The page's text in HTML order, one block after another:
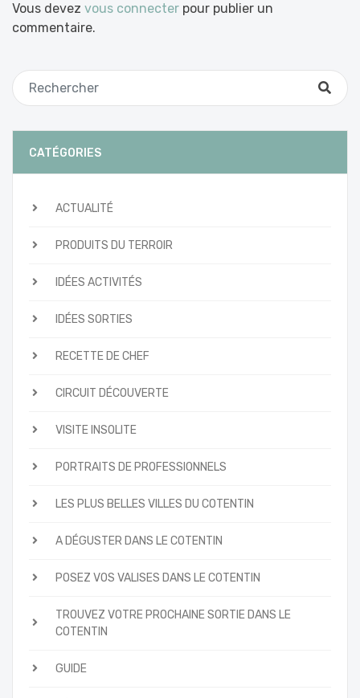
Vous devez vous connecter pour publier un
commentaire.
CATÉGORIES
ACTUALITÉ
PRODUITS DU TERROIR
IDÉES ACTIVITÉS
IDÉES SORTIES
RECETTE DE CHEF
CIRCUIT DÉCOUVERTE
VISITE INSOLITE
PORTRAITS DE PROFESSIONNELS
LES PLUS BELLES VILLES DU COTENTIN
A DÉGUSTER DANS LE COTENTIN
POSEZ VOS VALISES DANS LE COTENTIN
TROUVEZ VOTRE PROCHAINE SORTIE DANS LE
COTENTIN
GUIDE